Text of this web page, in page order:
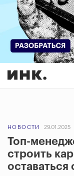
НОВОСТИ 29.01.2025
Топ-
строить
оставаться